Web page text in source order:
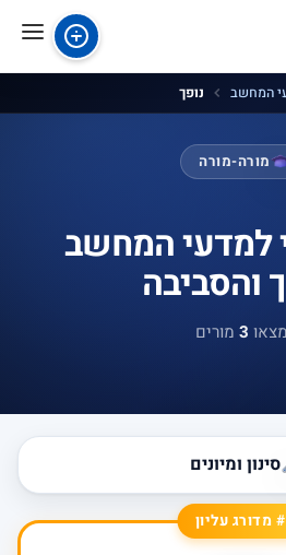
המחשב נופך
מורה-מורה
למדעי המחשב
והסביבה
3 מורים
סינון ומיונים
עליון